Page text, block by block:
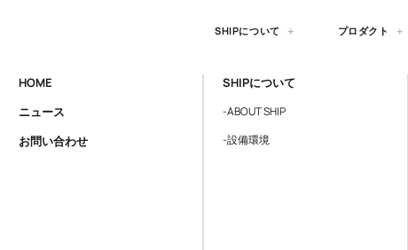
SHIPについて プロダクト
HOME
ニュース
お問い合わせ
SHIPについて
-ABOUT SHIP
-設備環境